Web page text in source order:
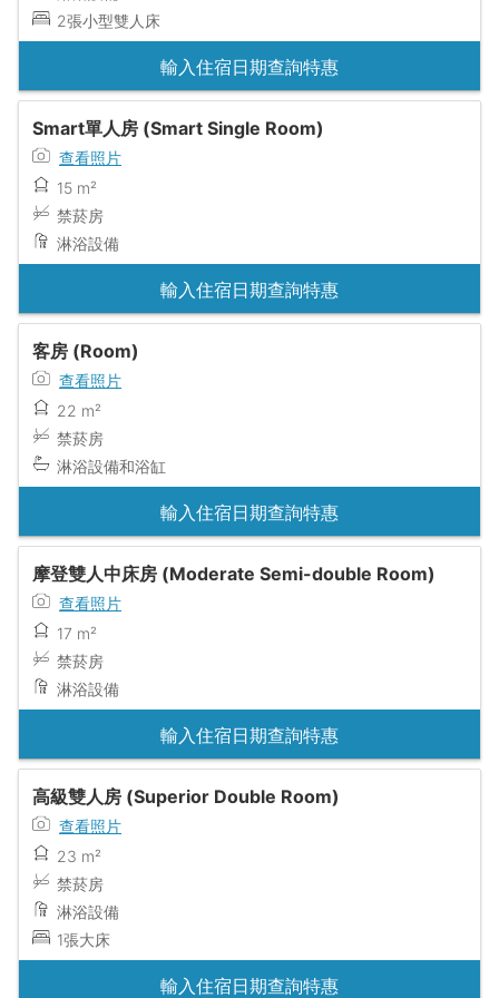
2張小型雙人床
輸入住宿日期查詢特惠
Smart單人房 (Smart Single Room)
查看照片
15 m²
禁菸房
淋浴設備
輸入住宿日期查詢特惠
客房 (Room)
查看照片
22 m²
禁菸房
淋浴設備和浴缸
輸入住宿日期查詢特惠
摩登雙人中床房 (Moderate Semi-double Room)
查看照片
17 m²
禁菸房
淋浴設備
輸入住宿日期查詢特惠
高級雙人房 (Superior Double Room)
查看照片
23 m²
禁菸房
淋浴設備
1張大床
輸入住宿日期查詢特惠